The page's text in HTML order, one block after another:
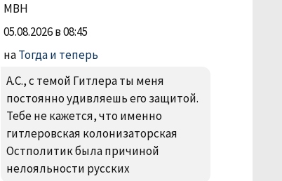
МВН
05.08.2026 в 08:45
наТогда и теперь
А.С., с темой Гитлера ты меня
постоянно удивляешь его защитой.
Тебе не кажется, что именно
гитлеровская колонизаторская
Остполитик была причиной
нелояльности русских